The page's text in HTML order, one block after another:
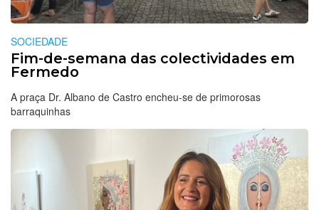
SOCIEDADE
Fim-de-semana das colectividades em
Fermedo
A praça Dr. Albano de Castro encheu-se de primorosas
barraquinhas